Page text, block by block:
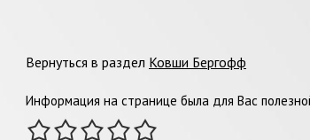
Вернуться в раздел Ковши Бергофф
Информация на странице была для Вас